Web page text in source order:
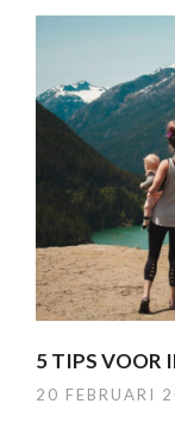
5 TIPS VOOR
20 FEBRUARI